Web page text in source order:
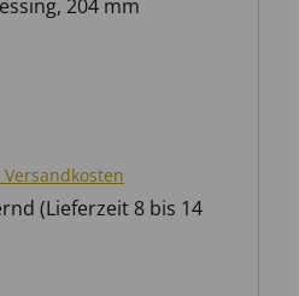
204 mm
(Lieferzeit 8 bis 14